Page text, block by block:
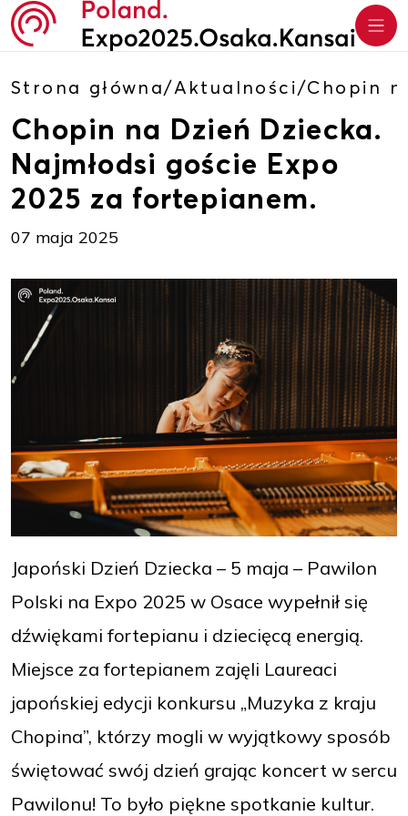
Strona główna/Aktualności/Chopin
Chopin na Dzień Dziecka.
Najmłodsi goście Expo
2025 za fortepianem.
07 maja 2025
Japoński Dzień Dziecka – 5 maja – Pawilon
Polski na Expo 2025 w Osace wypełnił się
dźwiękami fortepianu i dziecięcą energią.
Miejsce za fortepianem zajęli Laureaci
japońskiej edycji konkursu „Muzyka z kraju
Chopina”, którzy mogli w wyjątkowy sposób
świętować swój dzień grając koncert w sercu
Pawilonu! To było piękne spotkanie kultur.